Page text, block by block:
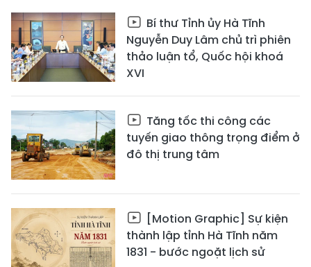
Bí thư Tỉnh ủy Hà Tĩnh
Nguyễn Duy Lâm chủ trì phiên
thảo luận tổ, Quốc hội khoá
XVI
Tăng tốc thi công các
tuyến giao thông trọng điểm ở
đô thị trung tâm
[Motion Graphic] Sự kiện
thành lập tỉnh Hà Tĩnh năm
1831 - bước ngoặt lịch sử